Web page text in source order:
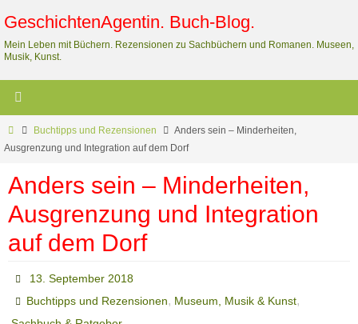
Inhalt
springen
GeschichtenAgentin. Buch-Blog.
Mein Leben mit Büchern. Rezensionen zu Sachbüchern und Romanen. Museen,
Musik, Kunst.
StartBuchtipps und Rezensionen
Anders sein – Minderheiten,
Ausgrenzung und Integration auf dem Dorf
Anders sein – Minderheiten,
Ausgrenzung und Integration
auf dem Dorf
13. September 2018
Buchtipps und Rezensionen, Museum, Musik & Kunst,